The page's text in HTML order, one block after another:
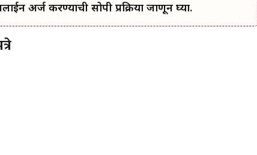
अर्ज करण्याची सोपी प्रक्रिया जाणून घ्या.